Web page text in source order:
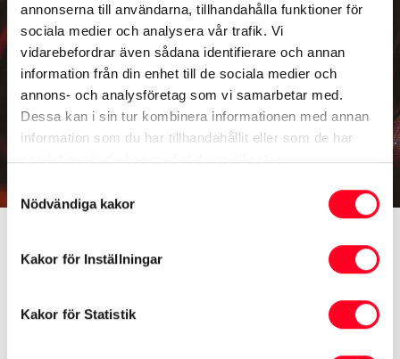
annonserna till användarna, tillhandahålla funktioner för
sociala medier och analysera vår trafik. Vi
vidarebefordrar även sådana identifierare och annan
information från din enhet till de sociala medier och
annons- och analysföretag som vi samarbetar med.
Dessa kan i sin tur kombinera informationen med annan
information som du har tillhandahållit eller som de har
samlat in när du har använt deras tjänster.
Samtyckesval
Nödvändiga kakor
Kakor för Inställningar
Kakor för Statistik
Toyota Trygghetsassistans gäller i ett år räknat från
den dag som Toyota Trygghetsservice utfördes. Den
gäller för driftsstopp som förhindrar fortsatt färd och